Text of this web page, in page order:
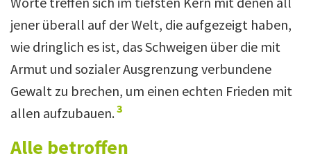
jener überall auf der Welt, die aufgezeigt haben,
wie dringlich es ist, das Schweigen über die mit
Armut und sozialer Ausgrenzung verbundene
Gewalt zu brechen, um einen echten Frieden mit
allen aufzubauen.3
Alle betroffen